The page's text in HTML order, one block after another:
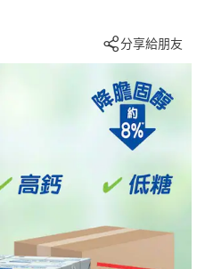
分享給朋友